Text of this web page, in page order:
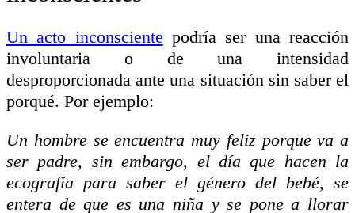
Un acto inconsciente podría ser una reacción
involuntaria o de una intensidad
desproporcionada ante una situación sin saber el
porqué. Por ejemplo:
Un hombre se encuentra muy feliz porque va a
ser padre, sin embargo, el día que hacen la
ecografía para saber el género del bebé, se
entera de que es una niña y se pone a llorar